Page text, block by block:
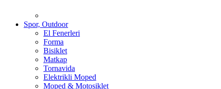
Spor, Outdoor
El Fenerleri
Forma
Bisiklet
Matkap
Tornavida
Elektrikli Moped
Moped & Motosiklet